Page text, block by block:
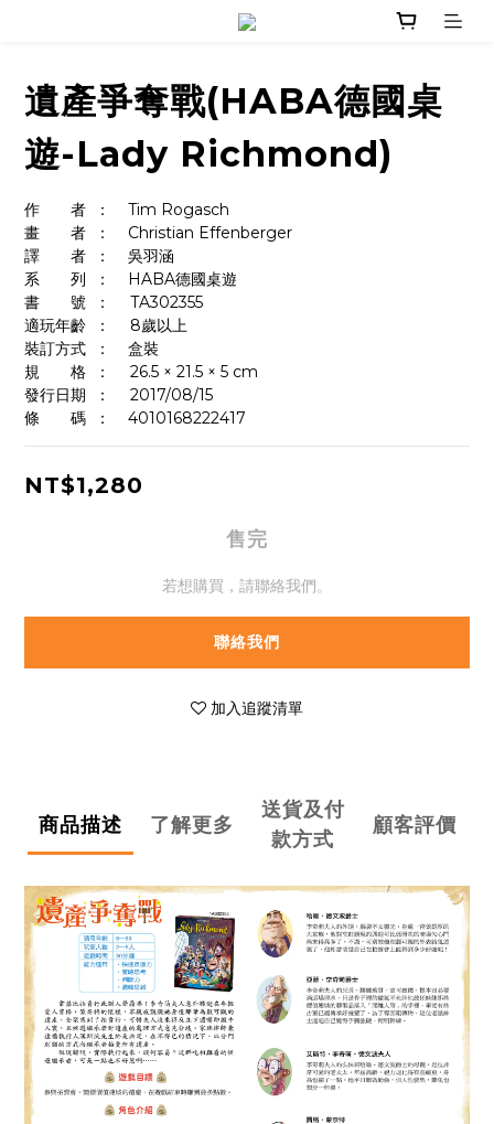
遺產爭奪戰(HABA德國桌
遊-Lady Richmond)
作　　者	：    Tim Rogasch
畫　　者	：    Christian Effenberger
譯　　者	：    吳羽涵
系　　列	：    HABA德國桌遊
書　　號	：	TA302355
適玩年齡	：	8歲以上
裝訂方式	：    盒裝
規　　格	：	26.5 × 21.5 × 5 cm
發行日期	：	2017/08/15
條　　碼	：    4010168222417
NT$1,280
售完
若想購買，請聯絡我們。
聯絡我們
加入追蹤清單
商品描述 了解更多
送貨及付
款方式
顧客評價